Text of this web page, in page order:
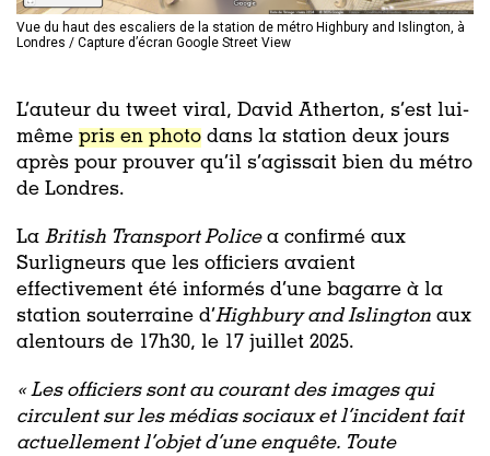
Vue du haut des escaliers de la station de métro Highbury and Islington, à
Londres / Capture d’écran Google Street View
L’auteur du tweet viral, David Atherton, s’est lui-
même pris en photo dans la station deux jours
après pour prouver qu’il s’agissait bien du métro
de Londres.
La British Transport Policea confirmé aux
Surligneurs que les officiers avaient
effectivement été informés d’une bagarre à la
station souterraine d’Highbury and Islington aux
alentours de 17h30, le 17 juillet 2025.
«Les officiers sont au courant des images qui
circulent sur les médias sociaux et l’incident fait
actuellement l’objet d’une enquête. Toute